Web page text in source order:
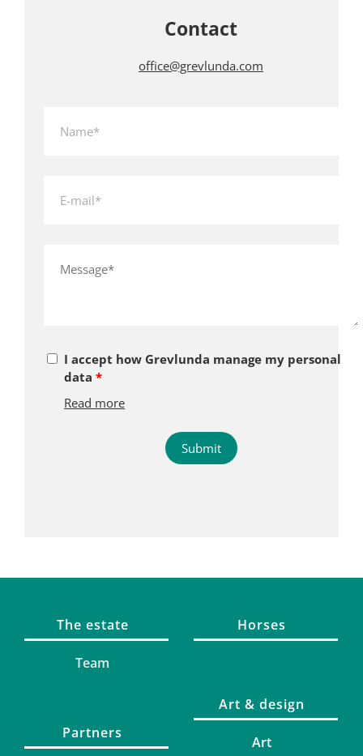
Contact
office@grevlunda.com
I accept how Grevlunda manage my personal
data *
Read more
The estate
Team
Partners
Horses
Art & design
Art